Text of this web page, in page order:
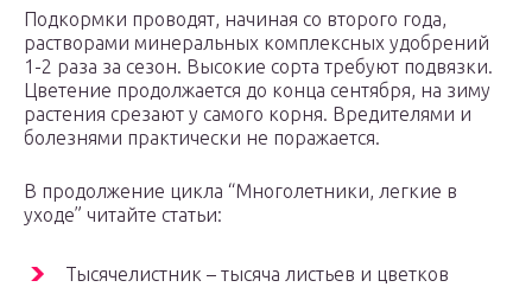
Подкормки проводят, начиная со второго года,
растворами минеральных комплексных удобрений
1-2 раза за сезон. Высокие сорта требуют подвязки.
Цветение продолжается до конца сентября, на зиму
растения срезают у самого корня. Вредителями и
болезнями практически не поражается.
В продолжение цикла “Многолетники, легкие в
уходе” читайте статьи:
Тысячелистник – тысяча листьев и цветков